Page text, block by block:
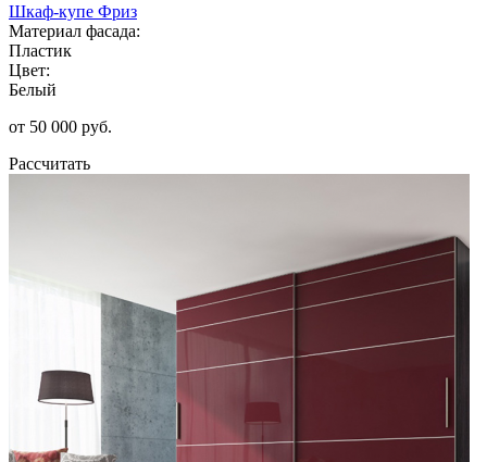
Шкаф-купе Фриз
Материал фасада:
Пластик
Цвет:
Белый
от 50 000 руб.
Рассчитать